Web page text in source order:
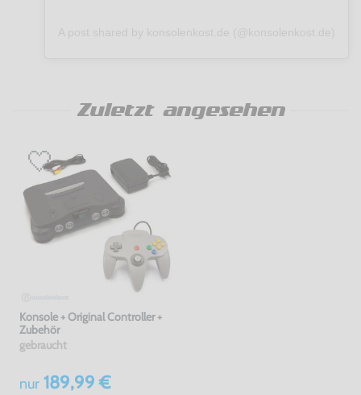
Zuletzt angesehen
Konsole + Original Controller +
Zubehör
gebraucht
nur189,99 €